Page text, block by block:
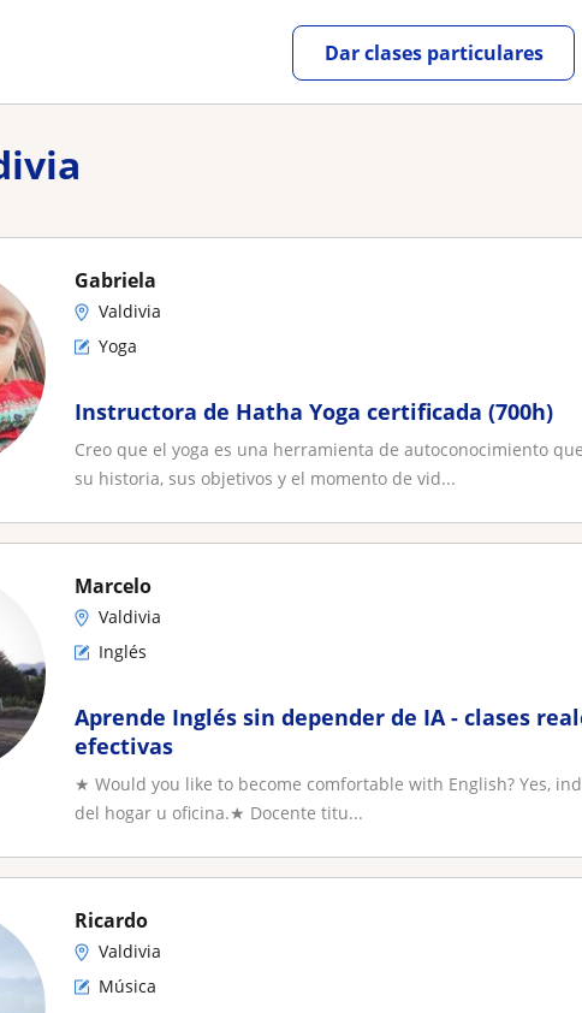
Dar clases particulares
Gabriela
Valdivia
Yoga
Instructora de Hatha Yoga certificada (700h)
Creo que el yoga es una herramienta de autoconocimiento
su historia, sus objetivos y el momento de vid...
Marcelo
Valdivia
Inglés
Aprende Inglés sin depender de IA - clases
efectivas
★ Would you like to become comfortable with English? Yes,
del hogar u oficina.★ Docente titu...
Ricardo
Valdivia
Música